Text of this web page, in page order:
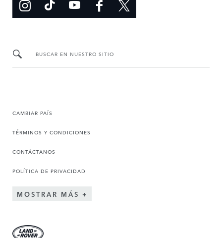
BUSCAR EN NUESTRO SITIO
CAMBIAR PAÍS
TÉRMINOS Y CONDICIONES
CONTÁCTANOS
POLÍTICA DE PRIVACIDAD
MOSTRAR MÁS